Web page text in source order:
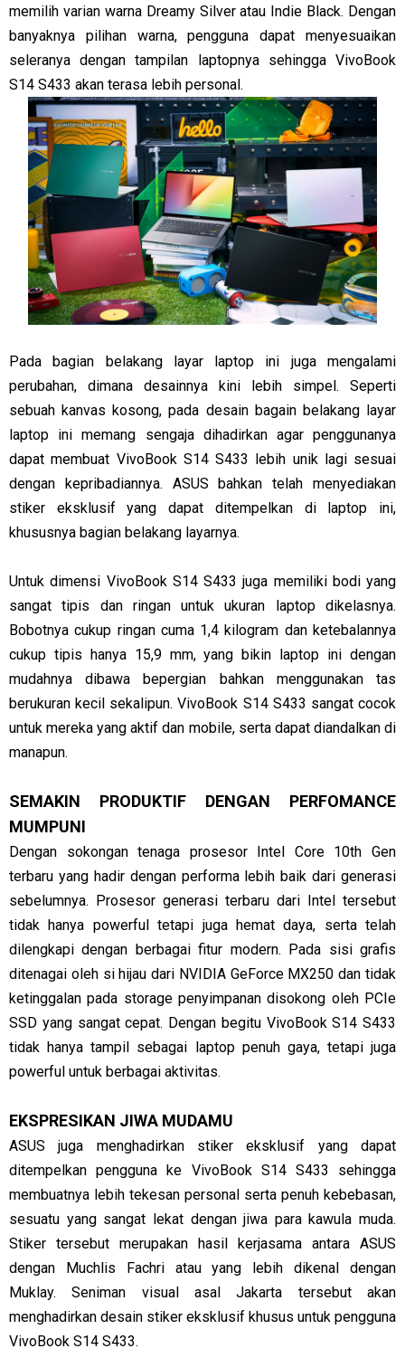
memilih varian warna Dreamy Silver atau Indie Black. Dengan
banyaknya pilihan warna, pengguna dapat menyesuaikan
seleranya dengan tampilan laptopnya sehingga VivoBook
S14 S433 akan terasa lebih personal.
Pada bagian belakang layar laptop ini juga mengalami
perubahan, dimana desainnya kini lebih simpel. Seperti
sebuah kanvas kosong, pada desain bagain belakang layar
laptop ini memang sengaja dihadirkan agar penggunanya
dapat membuat VivoBook S14 S433 lebih unik lagi sesuai
dengan kepribadiannya. ASUS bahkan telah menyediakan
stiker eksklusif yang dapat ditempelkan di laptop ini,
khususnya bagian belakang layarnya.
Untuk dimensi VivoBook S14 S433 juga memiliki bodi yang
sangat tipis dan ringan untuk ukuran laptop dikelasnya.
Bobotnya cukup ringan cuma 1,4 kilogram dan ketebalannya
cukup tipis hanya 15,9 mm, yang bikin laptop ini dengan
mudahnya dibawa bepergian bahkan menggunakan tas
berukuran kecil sekalipun. VivoBook S14 S433 sangat cocok
untuk mereka yang aktif dan mobile, serta dapat diandalkan di
manapun.
SEMAKIN PRODUKTIF DENGAN PERFOMANCE
MUMPUNI
Dengan sokongan tenaga prosesor Intel Core 10th Gen
terbaru yang hadir dengan performa lebih baik dari generasi
sebelumnya. Prosesor generasi terbaru dari Intel tersebut
tidak hanya powerful tetapi juga hemat daya, serta telah
dilengkapi dengan berbagai fitur modern. Pada sisi grafis
ditenagai oleh si hijau dari NVIDIA GeForce MX250 dan tidak
ketinggalan pada storage penyimpanan disokong oleh PCIe
SSD yang sangat cepat. Dengan begitu VivoBook S14 S433
tidak hanya tampil sebagai laptop penuh gaya, tetapi juga
powerful untuk berbagai aktivitas.
EKSPRESIKAN JIWA MUDAMU
ASUS juga menghadirkan stiker eksklusif yang dapat
ditempelkan pengguna ke VivoBook S14 S433 sehingga
membuatnya lebih tekesan personal serta penuh kebebasan,
sesuatu yang sangat lekat dengan jiwa para kawula muda.
Stiker tersebut merupakan hasil kerjasama antara ASUS
dengan Muchlis Fachri atau yang lebih dikenal dengan
Muklay. Seniman visual asal Jakarta tersebut akan
menghadirkan desain stiker eksklusif khusus untuk pengguna
VivoBook S14 S433.